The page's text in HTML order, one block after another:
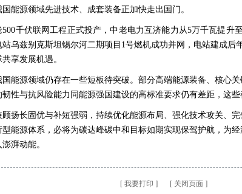
能源领域先进技术、成套装备正加快走出国门。
千伏联网工程正式投产，中老电力互济能力从5万千瓦提升
站乌兹别克斯坦锡尔河二期项目1号燃机成功并网，电站建成
享发展机遇。
能源领域仍存在一些短板待突破。部分高端能源装备、核心
性与抗风险能力同能源强国建设的高标准要求仍有差距，这些
顾扬长固优与补短强弱，持续优化能源布局、强化技术攻关、
能源体系，必将为碳达峰碳中和目标如期实现保驾护航，为
湃动能。
[ 我要打印 ] [ 关闭页面 ]